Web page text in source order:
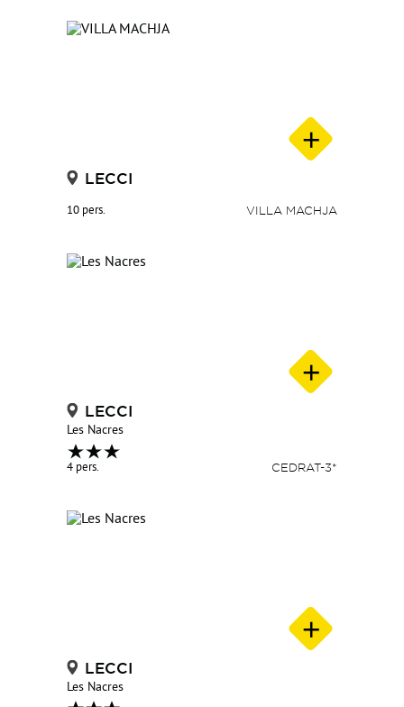
LECCI
10 pers. VILLA MACHJA
LECCI
Les Nacres
4 pers. CEDRAT-3*
LECCI
Les Nacres